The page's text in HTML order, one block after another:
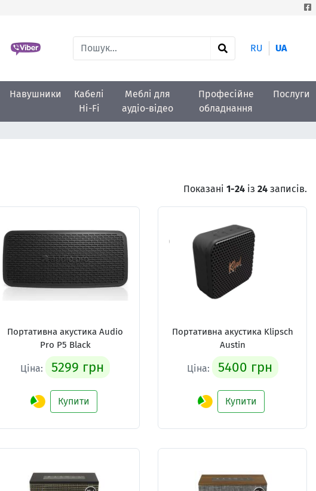
RU UA
Навушники
Кабелі
Hi-Fi
Меблі для
аудіо-відео
Професійне
обладнання
Послуги
Показані 1-24 із 24 записів.
Портативна акустика Audio
Pro P5 Black
Ціна: 5299 грн
Купити
Портативна акустика Klipsch
Austin
Ціна: 5400 грн
Купити